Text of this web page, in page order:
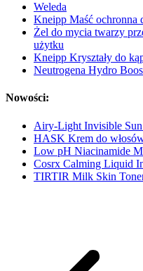
Weleda
Kneipp Maść ochronna
Żel do mycia twarzy
użytku
Kneipp Kryształy do
Neutrogena Hydro
Nowości:
Airy-Light Invisible
HASK Krem do
Low pH Niacinamide
Cosrx Calming Liquid
TIRTIR Milk Skin